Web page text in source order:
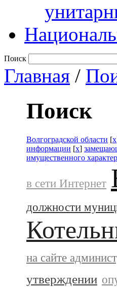
Поиск
Главная /
Поиск
Волгоградской области [x
информации [x]
имущественного
в сети Интернет
должности
на сайте
утверждении